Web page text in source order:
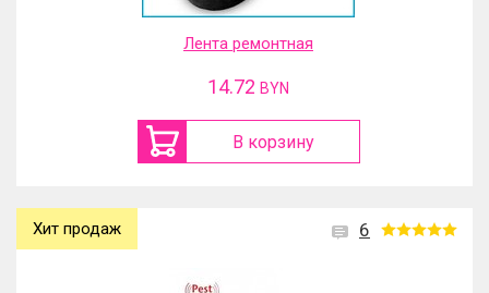
Лента ремонтная
14.72 BYN
В корзину
6
Хит продаж